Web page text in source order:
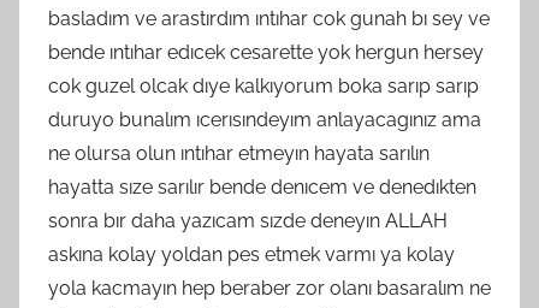
basladım ve arastırdım ıntıhar cok gunah bı sey ve
bende ıntıhar edıcek cesarette yok hergun hersey
cok guzel olcak dıye kalkıyorum boka sarıp sarıp
duruyo bunalım ıcerısındeyım anlayacagınız ama
ne olursa olun ıntıhar etmeyın hayata sarılın
hayatta sıze sarılır bende denıcem ve denedıkten
sonra bır daha yazıcam sızde deneyın ALLAH
askına kolay yoldan pes etmek varmı ya kolay
yola kacmayın hep beraber zor olanı basaralım ne